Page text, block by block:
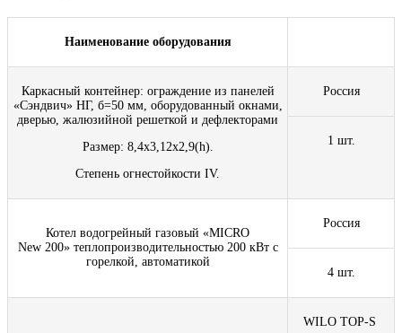
Наименование оборудования
Каркасный контейнер: ограждение из панелей
«Сэндвич» НГ, б=50 мм, оборудованный окнами,
дверью, жалюзийной решеткой и дефлекторами
Размер: 8,4х3,12х2,9(h).
Степень огнестойкости IV.
Россия
1 шт.
Котел водогрейный газовый «MICRO
New 200» теплопроизводительностью 200 кВт с
горелкой, автоматикой
Россия
4 шт.
WILO TOP-S